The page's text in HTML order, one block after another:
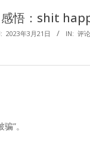
感悟：shit
2023年3月21日 IN: 评
”。